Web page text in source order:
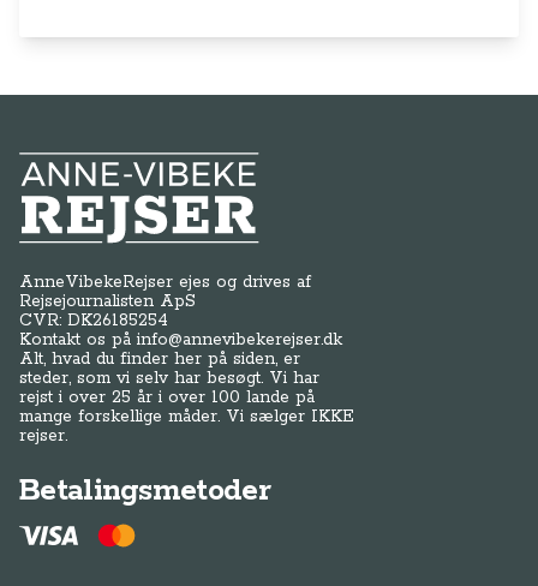
Anne-Vibeke Rejser
AnneVibekeRejser ejes og drives af
Rejsejournalisten ApS
CVR: DK26185254
Kontakt os påinfo@annevibekerejser.dk
Alt, hvad du finder her på siden, er
steder, som vi selv har besøgt. Vi har
rejst i over 25 år i over 100 lande på
mange forskellige måder. Vi sælger IKKE
rejser.
Betalingsmetoder